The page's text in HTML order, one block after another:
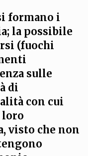
formano i
la possibile
(fuochi
sulle
di
con cui
loro
visto che non